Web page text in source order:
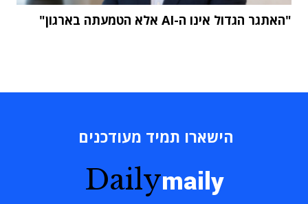
"האתגר הגדול אינו ה-AI אלא הטמעתה בארגון"
הישארו תמיד מעודכנים
Dailymaily